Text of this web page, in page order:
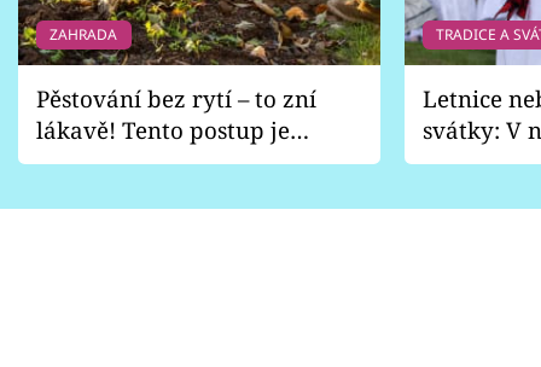
ZAHRADA
Pěstování bez rytí – to zní
lákavě! Tento postup je
vhodný jen pro některé
TRADICE A
Letnice
svátky: V
pondělí